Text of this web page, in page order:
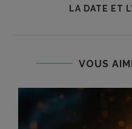
LA DATE ET
VOUS